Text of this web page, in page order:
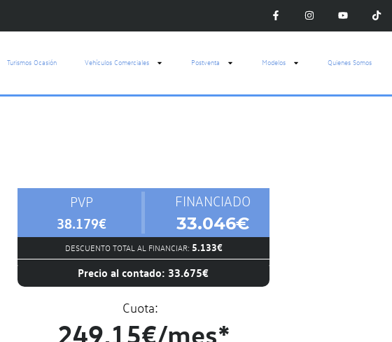
Turismos Ocasión Vehículos Comerciales Postventa Modelos Quienes Somos
PVP
38.179€
FINANCIADO
33.046€
DESCUENTO TOTAL AL FINANCIAR: 5.133€
Precio al contado: 33.675€
Cuota:
249,15€/mes*